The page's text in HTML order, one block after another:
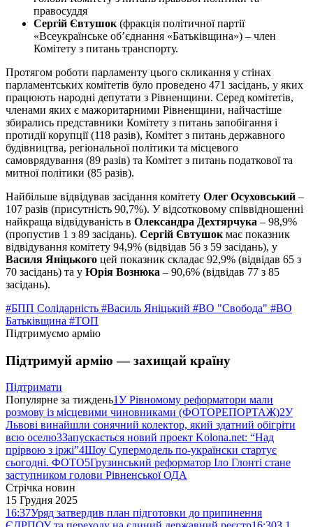
правосуддя
Сергій Євтушок (фракція політичної партії
«Всеукраїнське об’єднання «Батьківщина») – член
Комітету з питань транспорту.
Протягом роботи парламенту цього скликання у стінах
парламентських комітетів було проведено 471 засідань, у яких
працюють народні депутати з Рівненщини. Серед комітетів,
членами яких є мажоритарними Рівненщини, найчастіше
збирались представники Комітету з питань запобігання і
протидії корупції (118 разів), Комітет з питань державного
будівництва, регіональної політики та місцевого
самоврядування (89 разів) та Комітет з питань податкової та
митної політики (85 разів).
Найбільше відвідував засідання комітету Олег Осуховський –
107 разів (присутність 90,7%). У відсотковому співвідношенні
найкраща відвідуваність в Олександра Дехтярчука – 98,9%
(пропустив 1 з 89 засідань). Сергій Євтушок має показник
відвідування комітету 94,9% (відвідав 56 з 59 засідань), у
Василя Яніцького цей показник складає 92,9% (відвідав 65 з
70 засідань) та у Юрія Вознюка – 90,6% (відвідав 77 з 85
засідань).
#БПП Солідарність #Василь Яніцький #ВО "Свобода" #ВО
Батьківщина #ТОП
Підтримуємо армію
Підтримуй армію — захищай країну
Підтримати
Популярне за тиждень1У Рівномому реформатори мали
розмову із місцевими чиновниками (ФОТОРЕПОРТАЖ)2У
Львові винайшли сонячний колектор, який здатний обігріти
всю оселю3Запускається новий проект Kolona.net: “Над
прірвою з іржі”4Шоу Супермодель по-українски стартує
сьогодні. ФОТО5Грузинський реформатор Іло Глонті стане
заступником голови Рівненської ОДА
Стрічка новин
15 Грудня 2025
16:37Уряд затвердив план підготовки до припинення